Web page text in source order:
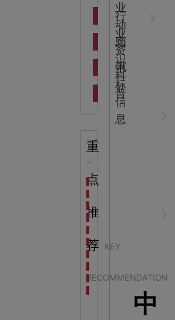
吉
心
NEWS
CENTER
业
动
态
行
业
资
讯
知
识
科
普
中
标
信
息
重
点
推
荐 KEY
RECOMMENDATION
海洋馆设计建设方案：展
非遗文化展厅设计要点
航空航天科技馆设计思路
目前科技馆的展示内容主
全息体验馆设计：打造
中